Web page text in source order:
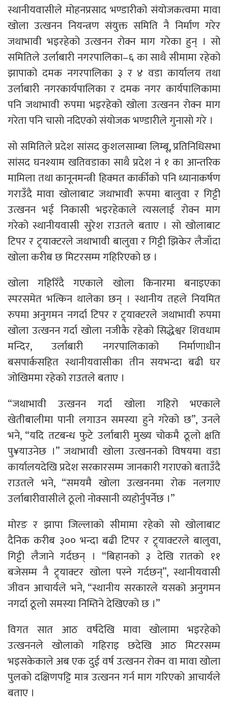
स्थानीयवासीले मोहनप्रसाद भण्डारीको संयोजकत्वमा मावा
खोला उत्खनन नियन्त्रण संयुक्त समिति नै निर्माण गरेर
जथाभावी भइरहेको उत्खनन रोक्न माग गरेका हुन् । सो
समितिले उर्लाबारी नगरपालिका–६ का साथै सीमामा रहेको
झापाको दमक नगरपालिका ३ र ४ वडा कार्यालय तथा
उर्लाबारी नगरकार्यपालिका र दमक नगर कार्यपालिकामा
पनि जथाभावी रुपमा भइरहेको खोला उत्खनन रोक्न माग
गरेता पनि चासो नदिएको संयोजक भण्डारीले गुनासो गरे ।
सो समितिले प्रदेश सांसद कुशलसाम्बा लिम्बू, प्रतिनिधिसभा
सांसद घनश्याम खतिवडाका साथै प्रदेश नं १ का आन्तरिक
मामिला तथा कानूनमन्त्री हिक्मत कार्कीको पनि ध्यानाकर्षण
गराउँदै मावा खोलाबाट जथाभावी रूपमा बालुवा र गिट्टी
उत्खनन भई निकासी भइरहेकाले त्यसलाई रोक्न माग
गरेको स्थानीयवासी सुरेश राउतले बताए । सो खोलाबाट
टिपर र ट्र्याक्टरले जथाभावी बालुवा र गिट्टी झिकेर लैजाँदा
खोला करीब छ मिटरसम्म गहिरिएको छ ।
खोला गहिरिँदै गएकाले खोला किनारमा बनाइएका
स्परसमेत भत्किन थालेका छन् । स्थानीय तहले नियमित
रुपमा अनुगमन नगर्दा टिपर र ट्र्याक्टरले जथाभावी रुपमा
खोला उत्खनन गर्दा खोला नजीकै रहेको सिद्धेश्वर शिवधाम
मन्दिर, उर्लाबारी नगरपालिकाको निर्माणाधीन
बसपार्कसहित स्थानीयवासीका तीन सयभन्दा बढी घर
जोखिममा रहेको राउतले बताए ।
“जथाभावी उत्खनन गर्दा खोला गहिरो भएकाले
खेतीबालीमा पानी लगाउन समस्या हुने गरेको छ”, उनले
भने, “यदि तटबन्ध फुटे उर्लाबारी मुख्य चोकमै ठूलो क्षति
पु¥याउनेछ ।” जथाभावी खोला उत्खननको विषयमा वडा
कार्यालयदेखि प्रदेश सरकारसम्म जानकारी गराएको बताउँदै
राउतले भने, “समयमै खोला उत्खननमा रोक नलगाए
उर्लाबारीवासीले ठूलो नोक्सानी व्यहोर्नुपर्नेछ ।”
मोरङ र झापा जिल्लाको सीमामा रहेको सो खोलाबाट
दैनिक करीब ३०० भन्दा बढी टिपर र ट्र्याक्टरले बालुवा,
गिट्टी लैजाने गर्दछन् । “बिहानको ३ देखि रातको ११
बजेसम्म नै ट्र्याक्टर खोला पस्ने गर्दछन्”, स्थानीयवासी
जीवन आचार्यले भने, “स्थानीय सरकारले यसको अनुगमन
नगर्दा ठूलो समस्या निम्तिने देखिएको छ ।”
विगत सात आठ वर्षदेखि मावा खोलामा भइरहेको
उत्खननले खोलाको गहिराइ छदेखि आठ मिटरसम्म
भइसकेकाले अब एक दुई वर्ष उत्खनन रोक्न वा मावा खोला
पुलको दक्षिणपट्टि मात्र उत्खनन गर्न माग गरिएको आचार्यले
बताए ।